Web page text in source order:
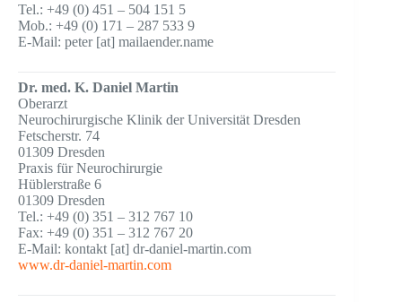
Tel.: +49 (0) 451 – 504 151 5
Mob.: +49 (0) 171 – 287 533 9
E-Mail: peter [at] mailaender.name
Dr. med. K. Daniel Martin
Oberarzt
Neurochirurgische Klinik der Universität Dresden
Fetscherstr. 74
01309 Dresden
Praxis für Neurochirurgie
Hüblerstraße 6
01309 Dresden
Tel.: +49 (0) 351 – 312 767 10
Fax: +49 (0) 351 – 312 767 20
E-Mail: kontakt [at] dr-daniel-martin.com
www.dr-daniel-martin.com